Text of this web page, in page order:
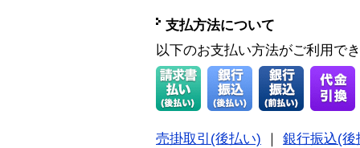
支払方法について
以下のお支払い方法がご利用で
売掛取引(後払い)
銀行振込(後